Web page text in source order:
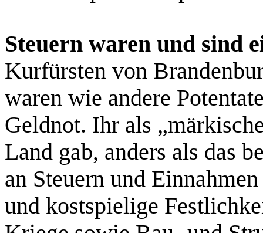
Steuern waren und sind
Kurfürsten von
waren wie andere
Geldnot. Ihr als
Land gab, anders als das
an Steuern und
und kostspielige